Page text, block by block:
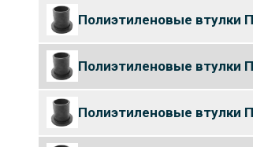
Полиэтиленовые втулки
Полиэтиленовые втулки
Полиэтиленовые втулки